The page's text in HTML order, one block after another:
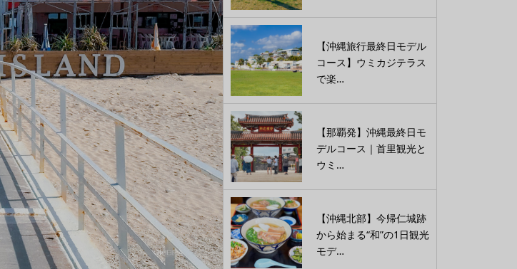
【沖縄旅行最終日モデル
コース】ウミカジテラス
で楽…
【那覇発】沖縄最終日モ
デルコース｜首里観光と
ウミ…
【沖縄北部】今帰仁城跡
から始まる“和”の1日観光
モデ…